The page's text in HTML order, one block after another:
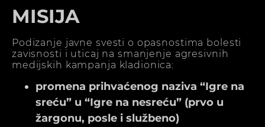
MISIJA
Podizanje javne svesti o opasnostima bolesti
zavisnosti i uticaj na smanjenje agresivnih
medijskih kampanja kladionica:
promena prihvaćenog naziva “Igre na
sreću” u “Igre na nesreću” (prvo u
žargonu, posle i službeno)